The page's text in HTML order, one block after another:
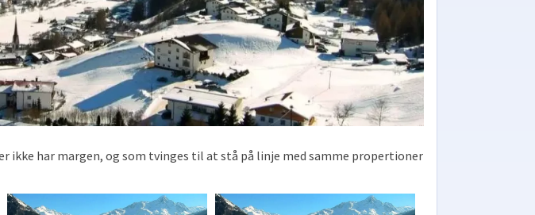
ikke har margen, og som tvinges til at stå på linje med samme propertioner